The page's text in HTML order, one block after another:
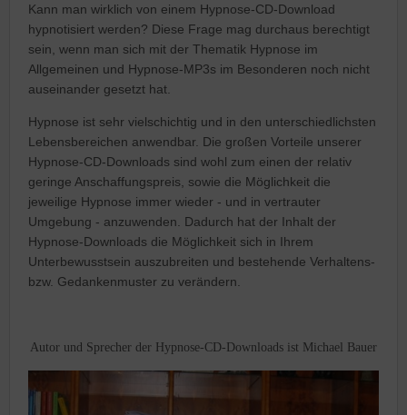
Kann man wirklich von einem Hypnose-CD-Download
hypnotisiert werden? Diese Frage mag durchaus berechtigt
sein, wenn man sich mit der Thematik Hypnose im
Allgemeinen und Hypnose-MP3s im Besonderen noch nicht
auseinander gesetzt hat.
Hypnose ist sehr vielschichtig und in den unterschiedlichsten
Lebensbereichen anwendbar. Die großen Vorteile unserer
Hypnose-CD-Downloads sind wohl zum einen der relativ
geringe Anschaffungspreis, sowie die Möglichkeit die
jeweilige Hypnose immer wieder - und in vertrauter
Umgebung - anzuwenden. Dadurch hat der Inhalt der
Hypnose-Downloads die Möglichkeit sich in Ihrem
Unterbewusstsein auszubreiten und bestehende Verhaltens-
bzw. Gedankenmuster zu verändern.
Autor und Sprecher der Hypnose-CD-Downloads ist Michael Bauer